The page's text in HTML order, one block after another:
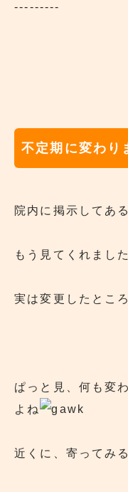
---------
不定期に変わり
院内に掲示してあ
もう見てくれまし
実は変更したとこ
ぱっと見、何も変
よね
近くに、寄ってみ